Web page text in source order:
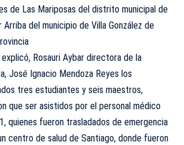
de Las Mariposas del distrito municipal de
Arriba del municipio de Villa González de
explicó, Rosauri Aybar directora de la
José Ignacio Mendoza Reyes los
tres estudiantes y seis maestros,
que ser asistidos por el personal médico
quienes fueron trasladados de emergencia
centro de salud de Santiago, donde fueron